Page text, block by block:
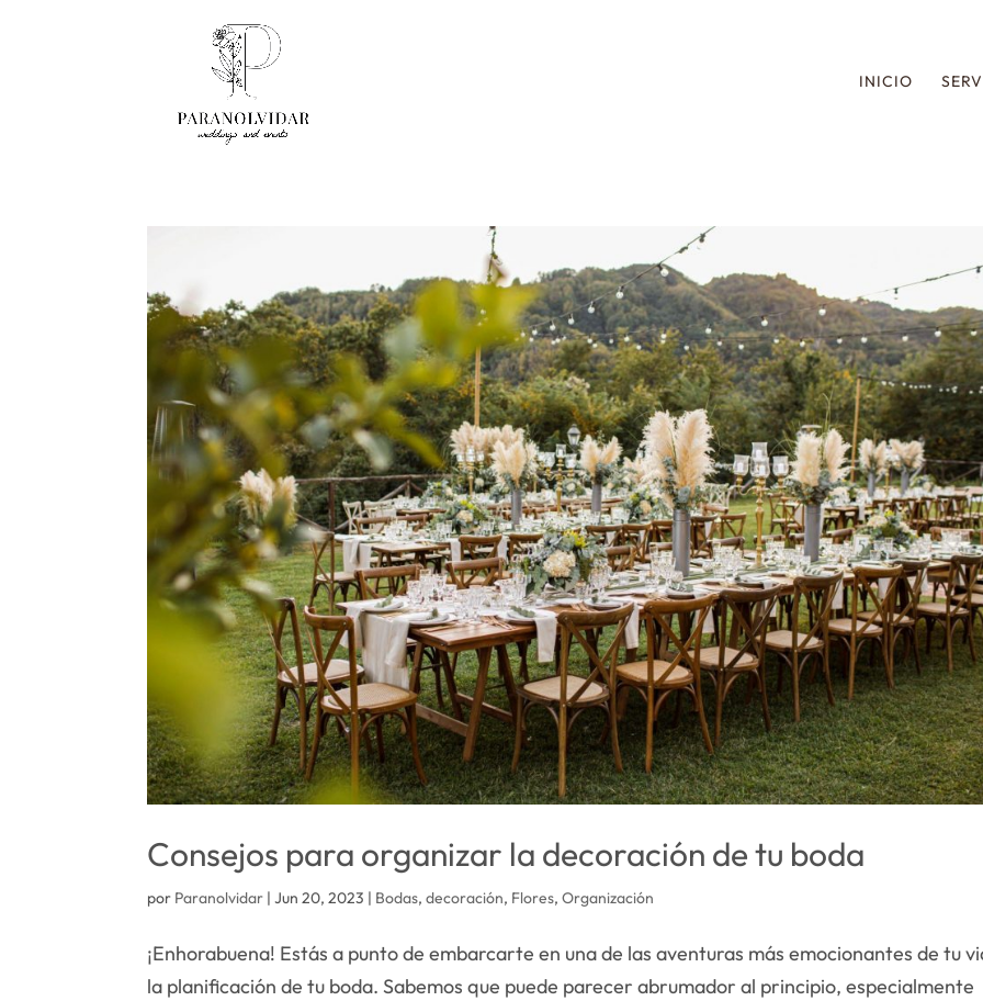
INICIO
Consejos para organizar la decoración de tu boda
por Paranolvidar |Jun 20, 2023 | Bodas,decoración, Flores,Organización
¡Enhorabuena! Estás a punto de embarcarte en una de las aventuras más emocionantes de tu
la planificación de tu boda. Sabemos que puede parecer abrumador al principio, especialmente